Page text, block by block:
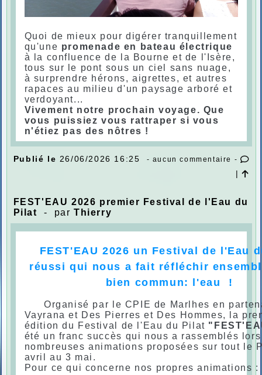
Quoi de mieux pour digérer tranquillement
qu'une promenade en bateau électrique
à la confluence de la Bourne et de l'Isère,
tous sur le pont sous un ciel sans nuage,
à surprendre hérons, aigrettes, et autres
rapaces au milieu d'un paysage arboré et
verdoyant...
Vivement notre prochain voyage. Que
vous puissiez vous rattraper si vous
n'étiez pas des nôtres !
Publié le 26/06/2026 16:25 - aucun commentaire -
|
FEST'EAU 2026 premier Festival de l'Eau du
Pilat
- par Thierry
FEST'EAU 2026 un Festival de l'Eau
réussi qui nous a fait réfléchir
bien commun: l'eau !
Organisé par le CPIE de Marlhes en
Vayrana et Des Pierres et Des Hommes, la
édition du Festival de l'Eau du Pilat
été un franc succès qui nous a rassemblés
nombreuses animations proposées sur tout le
avril au 3 mai.
Pour ce qui concerne nos propres animations :